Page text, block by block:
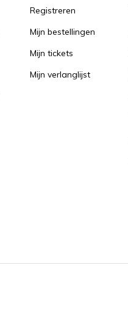
Registreren
Mijn bestellingen
Mijn tickets
Mijn verlanglijst